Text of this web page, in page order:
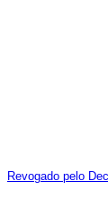
Revogado pelo